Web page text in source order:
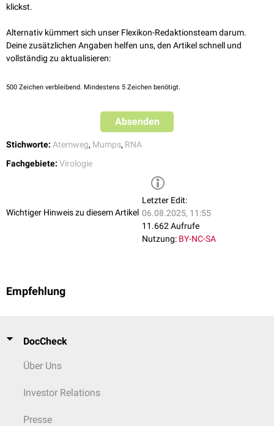
klickst.
Alternativ kümmert sich unser Flexikon-Redaktionsteam darum.
Deine zusätzlichen Angaben helfen uns, den Artikel schnell und
vollständig zu aktualisieren:
500 Zeichen verbleibend. Mindestens 5 Zeichen benötigt.
Absenden
Stichworte: Atemweg, Mumps, RNA
Fachgebiete: Virologie
Wichtiger Hinweis zu diesem Artikel
Letzter Edit:
06.08.2025, 11:55
11.662 Aufrufe
Nutzung: BY-NC-SA
Empfehlung
DocCheck
Über Uns
Investor Relations
Presse